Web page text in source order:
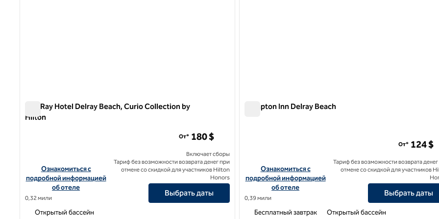
The Ray Hotel Delray Beach, Curio Collection by
Hilton
Посмотреть информацию об отеле The Ray Hotel Delray Beach, Curio Collection by Hilton
Ознакомиться с
подробной информацией
об отеле
0,32 мили
От* 180 $
Включает сборы
Тариф без возможности возврата денег при
отмене со скидкой для участников Hilton
Honors
Выбрать даты
Открытый бассейн
Hampton Inn Delray Beach
Посмотреть информацию об отеле Hampton Inn Delray
Ознакомиться с
подробной информацией
об отеле
0,39 мили
От* 124 $
Тариф без возможности возврата
отмене со скидкой для участников
Выбрать даты
Бесплатный завтрак Открытый бассейн